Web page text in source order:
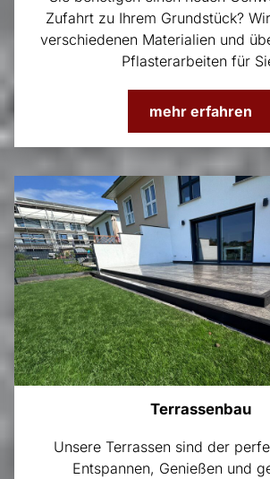
Zufahrt zu Ihrem Grundstück?
verschiedenen Materialien und
Pflasterarbeiten für
mehr erfahren
Terrassenbau
Unsere Terrassen sind der
Entspannen, Genießen und